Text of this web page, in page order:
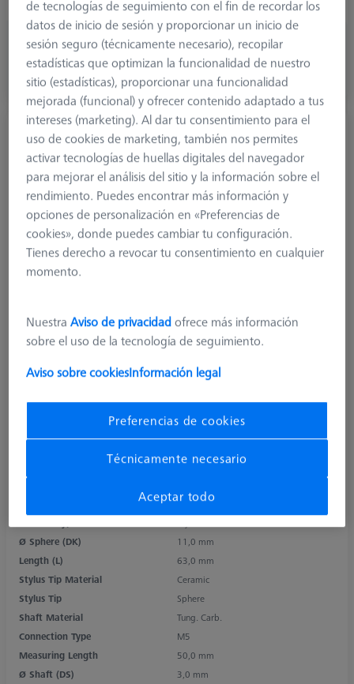
320,70 €
más el IVA
Disponible en breve
Palpador recto M5 precision, DK11 L63
626115-1100-063
Ø Sphere (DK)
11,0 mm
Length (L)
63,0 mm
Stylus Tip Material
Ceramic
Stylus Tip
Sphere
Shaft Material
Tung. Carb.
Connection Type
M5
Measuring Length
50,0 mm
Ø Shaft (DS)
3,0 mm
de tecnologías de seguimiento con el fin de recordar los
datos de inicio de sesión y proporcionar un inicio de
sesión seguro (técnicamente necesario), recopilar
estadísticas que optimizan la funcionalidad de nuestro
sitio (estadísticas), proporcionar una funcionalidad
mejorada (funcional) y ofrecer contenido adaptado a tus
intereses (marketing). Al dar tu consentimiento para el
uso de cookies de marketing, también nos permites
activar tecnologías de huellas digitales del navegador
para mejorar el análisis del sitio y la información sobre el
rendimiento. Puedes encontrar más información y
opciones de personalización en «Preferencias de
cookies», donde puedes cambiar tu configuración.
Tienes derecho a revocar tu consentimiento en cualquier
momento.
NuestraAviso de privacidadofrece más información
sobre el uso de la tecnología de seguimiento.
Aviso sobre cookiesInformación legal
Preferencias de cookies
Técnicamente necesario
Aceptar todo